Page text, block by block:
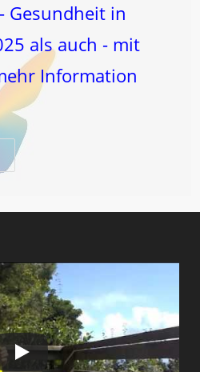
Gesundheit in
als auch - mit
Information